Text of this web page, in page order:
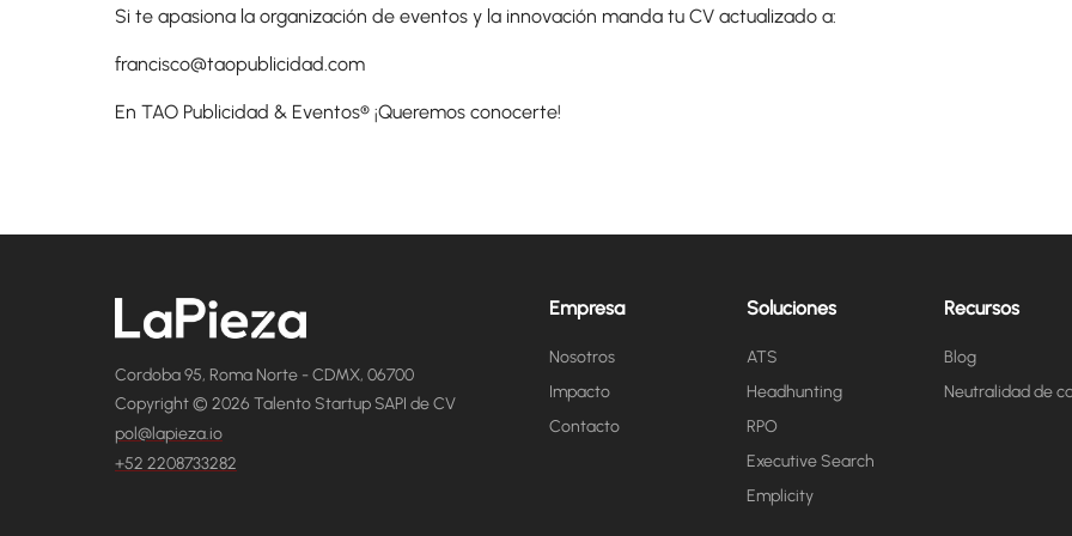
Si te apasiona la organización de eventos y la innovación manda tu CV actualizado a:
francisco@taopublicidad.com
En TAO Publicidad & Eventos® ¡Queremos conocerte!
Cordoba 95, Roma Norte - CDMX, 06700
Copyright © 2026 Talento Startup SAPI de CV
pol@lapieza.io
+52 2208733282
Empresa
Nosotros
Impacto
Contacto
Soluciones
ATS
Headhunting
RPO
Executive Search
Emplicity
Recursos
Blog
Neutralidad de